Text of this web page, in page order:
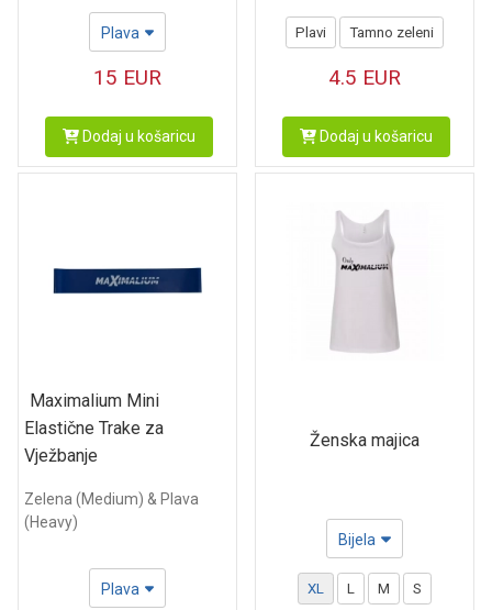
Plava
15 EUR
Dodaj u košaricu
Plavi Tamno zeleni
4.5 EUR
Dodaj u košaricu
Maximalium Mini
Elastične Trake za
Vježbanje
Zelena (Medium) & Plava
(Heavy)
Plava
Ženska majica
Bijela
XL L M S